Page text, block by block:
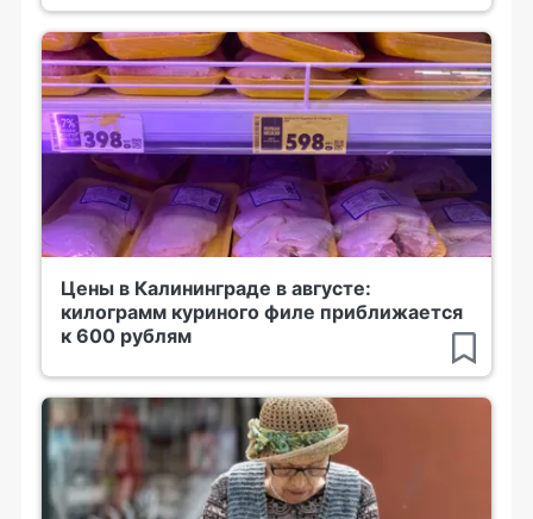
Цены в Калининграде в августе:
килограмм куриного филе приближается
к 600 рублям